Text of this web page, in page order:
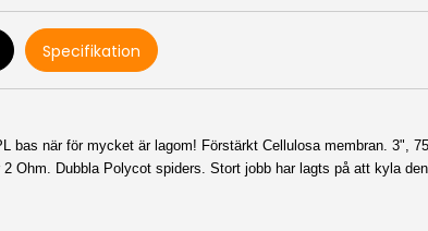
Specifikation
bas när för mycket är lagom! Förstärkt Cellulosa membran. 3",
Ohm. Dubbla Polycot spiders. Stort jobb har lagts på att kyla